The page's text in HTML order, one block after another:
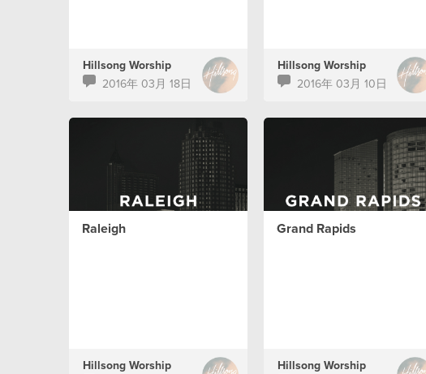
Hillsong Worship
2016年 03月 18日
Hillsong Worship
2016年 03月 10日
Raleigh
Hillsong Worship
Grand Rapids
Hillsong Worship